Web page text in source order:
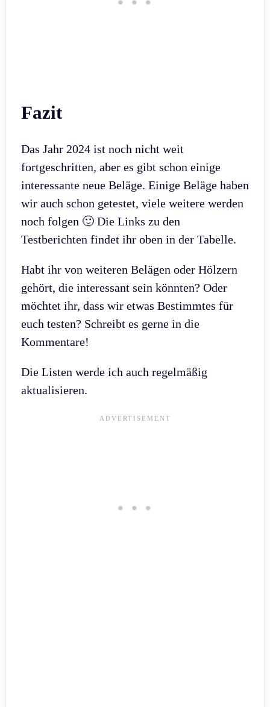
Fazit
Das Jahr 2024 ist noch nicht weit
fortgeschritten, aber es gibt schon einige
interessante neue Beläge. Einige Beläge haben
wir auch schon getestet, viele weitere werden
noch folgen 🙂 Die Links zu den
Testberichten findet ihr oben in der Tabelle.
Habt ihr von weiteren Belägen oder Hölzern
gehört, die interessant sein könnten? Oder
möchtet ihr, dass wir etwas Bestimmtes für
euch testen? Schreibt es gerne in die
Kommentare!
Die Listen werde ich auch regelmäßig
aktualisieren.